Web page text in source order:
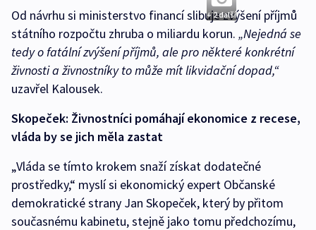
+ 2 další
Od návrhu si ministerstvo financí slibuje zvýšení příjmů
státního rozpočtu zhruba o miliardu korun. „Nejedná se
tedy o fatální zvýšení příjmů, ale pro některé konkrétní
živnosti a živnostníky to může mít likvidační dopad,“
uzavřel Kalousek.
Skopeček: Živnostníci pomáhají ekonomice z recese,
vláda by se jich měla zastat
„Vláda se tímto krokem snaží získat dodatečné
prostředky,“ myslí si ekonomický expert Občanské
demokratické strany Jan Skopeček, který by přitom
současnému kabinetu, stejně jako tomu předchozímu,